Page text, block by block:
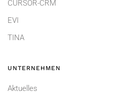
CURSOR-CRM
EVI
TINA
UNTERNEHMEN
Aktuelles